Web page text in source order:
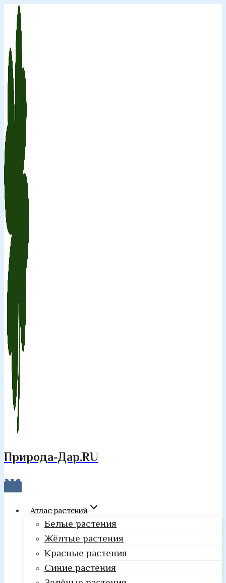
Перейти
содержимому
Природа-Дар.RU
Атлас растений
Белые растения
Жёлтые растения
Красные растения
Синие растения